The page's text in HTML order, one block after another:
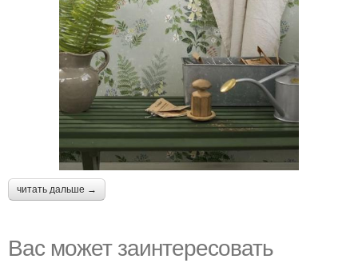
читать дальше →
Вас может заинтересовать